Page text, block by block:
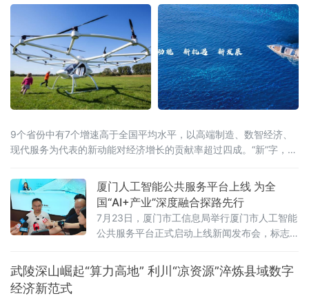
9个省份中有7个增速高于全国平均水平，以高端制造、数智经济、
现代服务为代表的新动能对经济增长的贡献率超过四成。“新”字，成
全国从经济总量看，多厦门人工智能公共服务平台上线 为全
国“AI+产业”深度融合探路先行
7月23日，厦门市工信息局举行厦门市人工智能
公共服务平台正式启动上线新闻发布会，标志
模式，为千行百业安装上“AI引擎”，助力全市数
字经济迈向高质量发展新阶段。打造一体化人
武陵深山崛起“算力高地” 利川“凉资源”淬炼县域数字
经济新范式